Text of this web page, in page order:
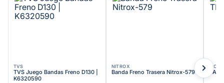
TVS
TVS Juego Bandas Freno D130 |
K6320590
NITROX
Banda Freno Trasera Nitrox-579